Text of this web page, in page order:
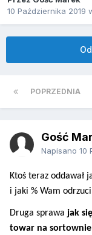
10 Października 2019
POPRZEDNIA
Gość
Napisano 10
Ktoś teraz oddawał
i jaki % Wam
Druga sprawa jak
towar na